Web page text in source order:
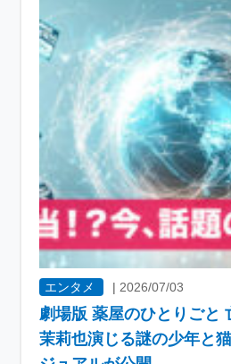
エンタメ | 2026/07/03
劇場版 薬屋のひとりごと
茉莉也演じる謎の少年と